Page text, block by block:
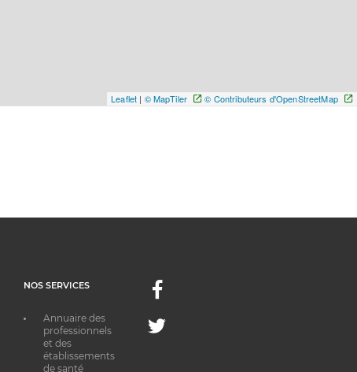
Leaflet | © MapTiler © Contributeurs d'OpenStreetMap
NOS SERVICES
Annuaire des
professionnels
et des
établissements
de santé
Facebook
Twitter